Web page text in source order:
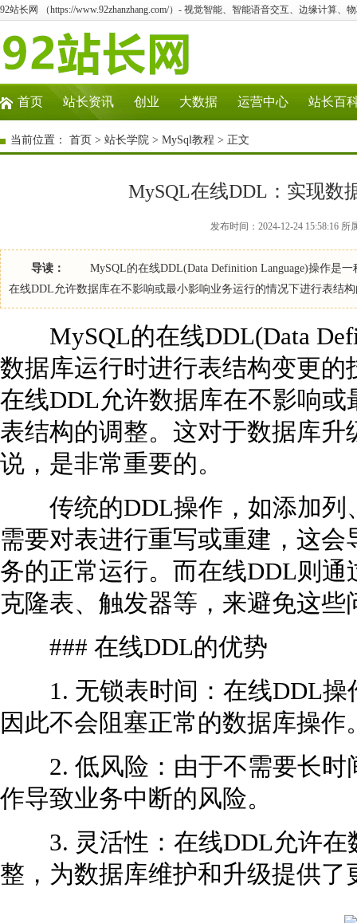
92站长网 （https://www.92zhanzhang.com/）- 视觉智能、智能语音交互、边缘计算、
首页 站长资讯 创业 大数据 运营中心 站长百
当前位置： 首页 > 站长学院 > MySql教程 > 正文
MySQL在线DDL：实现数
发布时间：2024-12-24 15:58:16
导读：
MySQL的在线DDL(Data Definition Language)操作是一
在线DDL允许数据库在不影响或最小影响业务运行的情况下进行表结
MySQL的在线DDL(Data
数据库运行时进行表结构变更
在线DDL允许数据库在不影响
表结构的调整。这对于数据库
说，是非常重要的。
传统的DDL操作，如添加列
需要对表进行重写或重建，这
务的正常运行。而在线DDL则
克隆表、触发器等，来避免这些
### 在线DDL的优势
1. 无锁表时间：在线DDL操
因此不会阻塞正常的数据库操作
2. 低风险：由于不需要长时
作导致业务中断的风险。
3. 灵活性：在线DDL允许在
整，为数据库维护和升级提供了